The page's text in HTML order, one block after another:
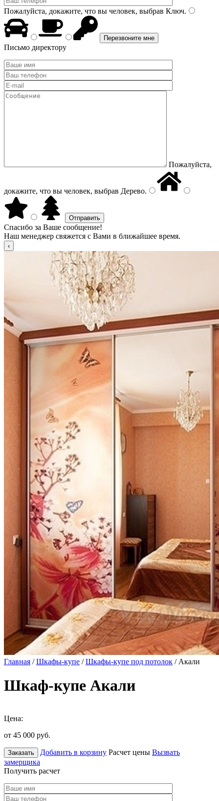
Пожалуйста, докажите, что вы человек, выбрав Ключ.
Письмо директору
Пожалуйста,
докажите, что вы человек, выбрав Дерево.
Спасибо за Ваше сообщение!
Наш менеджер свяжется с Вами в ближайшее время.
Главная /Шкафы-купе /Шкафы-купе под потолок / Акали
Шкаф-купе Акали
Цена:
от 45 000 руб.
Заказать Добавить в корзину Расчет цены Вызвать
замерщика
Получить расчет